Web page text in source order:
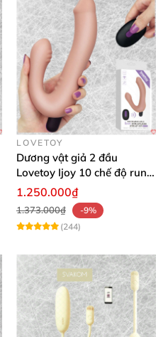
LOVETOY
Dương vật giả 2 đầu
Lovetoy Ijoy 10 chế độ rung
silicon cao cấp sạc điện
1.250.000₫
1.373.000₫
-9%
(244)